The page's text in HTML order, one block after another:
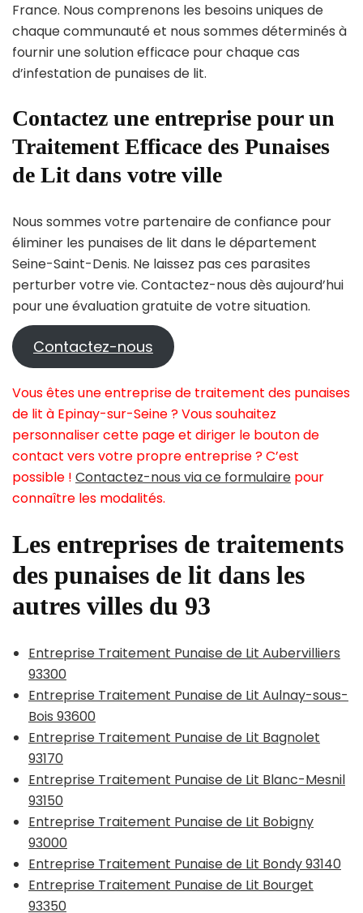
France. Nous comprenons les besoins uniques de
chaque communauté et nous sommes déterminés à
fournir une solution efficace pour chaque cas
d’infestation de punaises de lit.
Contactez une entreprise pour un
Traitement Efficace des Punaises
de Lit dans votre ville
Nous sommes votre partenaire de confiance pour
éliminer les punaises de lit dans le département
Seine-Saint-Denis. Ne laissez pas ces parasites
perturber votre vie. Contactez-nous dès aujourd’hui
pour une évaluation gratuite de votre situation.
Contactez-nous
Vous êtes une entreprise de traitement des punaises
de lit à Epinay-sur-Seine ? Vous souhaitez
personnaliser cette page et diriger le bouton de
contact vers votre propre entreprise ? C’est
possible ! Contactez-nous via ce formulaire pour
connaître les modalités.
Les entreprises de traitements
des punaises de lit dans les
autres villes du 93
Entreprise Traitement Punaise de Lit Aubervilliers
93300
Entreprise Traitement Punaise de Lit Aulnay-sous-
Bois 93600
Entreprise Traitement Punaise de Lit Bagnolet
93170
Entreprise Traitement Punaise de Lit Blanc-Mesnil
93150
Entreprise Traitement Punaise de Lit Bobigny
93000
Entreprise Traitement Punaise de Lit Bondy 93140
Entreprise Traitement Punaise de Lit Bourget
93350